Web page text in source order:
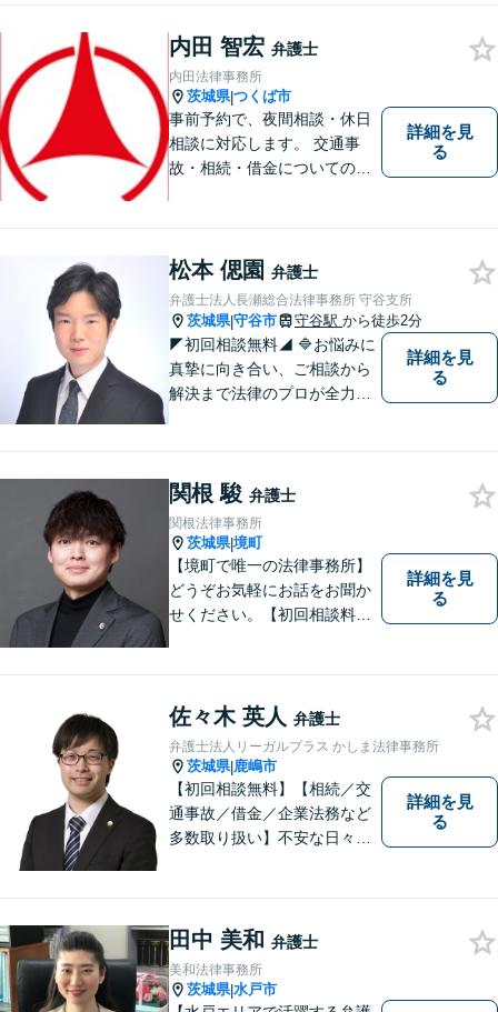
事案かどうかも含め、私が親
切・丁寧にご対応致します。
ぜひご相談ください。
内田 智宏 弁護士
内田法律事務所
茨城県|つくば市
事前予約で、夜間相談・休日
相談に対応します。 交通事
故・相続・借金についてのご
詳細を見
る
松本 偲園 弁護士
弁護士法人長瀬総合法律事務所 守谷支所
茨城県|守谷市 守谷駅 から徒歩2分
◤初回相談無料◢ 🔷お悩みに
真摯に向き合い、ご相談から
解決まで法律のプロが全力で
日々を終わらせるために安心
の第一歩を踏み出しましょ
う。お気軽にお問い合わせく
ださい。
詳細を見
る
関根 駿 弁護士
関根法律事務所
茨城県|境町
【境町で唯一の法律事務所】
どうぞお気軽にお話をお聞か
せください。【初回相談料無
詳細を見
る
佐々木 英人 弁護士
弁護士法人リーガルプラス かしま法律事務所
茨城県|鹿嶋市
【初回相談無料】【相続／交
通事故／借金／企業法務など
多数取り扱い】不安な日々を
まいります。法律的知見のア
ップデートを怠りません。
詳細を見
る
田中 美和 弁護士
美和法律事務所
茨城県|水戸市